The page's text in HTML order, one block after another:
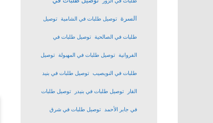
السرة توصيل طلبات في الشامية توصيل
طلبات في الصالحية توصيل طلبات في
الفروانية توصيل طلبات في المهبولة توصيل
طلبات في النويصيب توصيل طلبات في بنيد
القار توصيل طلبات في بنيدر توصيل طلبات
في جابر الأحمد توصيل طلبات في شرق